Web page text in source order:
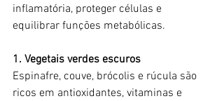
inflamatória, proteger células e
equilibrar funções metabólicas.
1. Vegetais verdes escuros
Espinafre, couve, brócolis e rúcula são
ricos em antioxidantes, vitaminas e